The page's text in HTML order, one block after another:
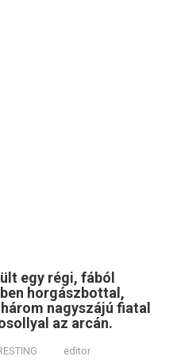
egy régi, fából
horgászbottal,
nagyszájú fiatal
az arcán.
editor